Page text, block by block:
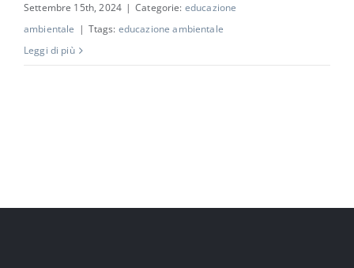
Settembre 15th, 2024 | Categorie: educazione
ambientale | Ttags: educazione ambientale
Leggi di più